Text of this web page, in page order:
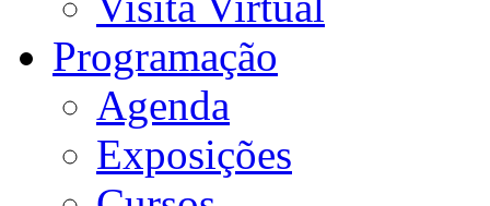
Programação
Agenda
Exposições